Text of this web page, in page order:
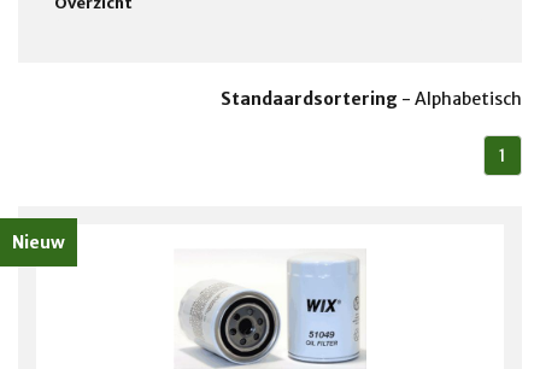
Standaardsortering - Alphabetisch
1
Nieuw